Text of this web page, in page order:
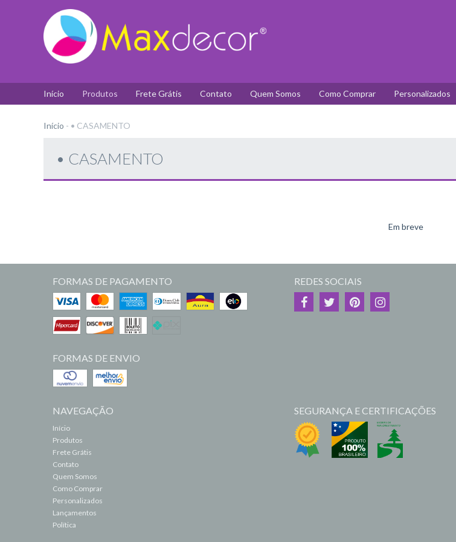
Início Produtos Frete Grátis Contato Quem Somos Como Comprar Personalizados
Início - • CASAMENTO
• CASAMENTO
Em breve
FORMAS DE PAGAMENTO
FORMAS DE ENVIO
REDES SOCIAIS
NAVEGAÇÃO
Início
Produtos
Frete Grátis
Contato
Quem Somos
Como Comprar
Personalizados
Lançamentos
Política
SEGURANÇA E CERTIFICAÇÕES